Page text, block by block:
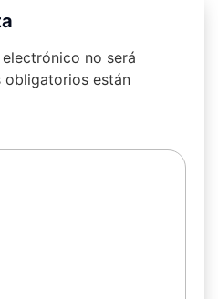
no será
obligatorios están